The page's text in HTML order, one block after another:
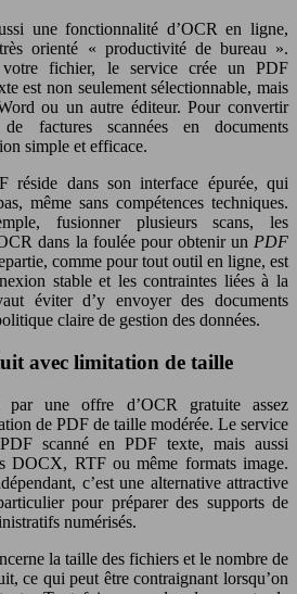
une fonctionnalité d’OCR en ligne,
orienté « productivité de bureau ».
votre fichier, le service crée un PDF
est non seulement sélectionnable, mais
ou un autre éditeur. Pour convertir
factures scannées en documents
simple et efficace.
réside dans son interface épurée, qui
même sans compétences techniques.
fusionner plusieurs scans, les
dans la foulée pour obtenir un PDF
comme pour tout outil en ligne, est
stable et les contraintes liées à la
éviter d’y envoyer des documents
claire de gestion des données.
avec limitation de taille
par une offre d’OCR gratuite assez
de PDF de taille modérée. Le service
scanné en PDF texte, mais aussi
DOCX, RTF ou même formats image.
c’est une alternative attractive
pour préparer des supports de
numérisés.
la taille des fichiers et le nombre de
ce qui peut être contraignant lorsqu’on